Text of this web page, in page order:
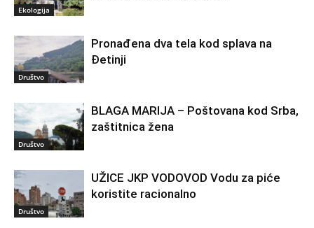
Ekologija
Društvo
Pronađena dva tela kod splava na
Đetinji
Društvo
BLAGA MARIJA – Poštovana kod Srba,
zaštitnica žena
Društvo
UŽICE JKP VODOVOD Vodu za piće
koristite racionalno